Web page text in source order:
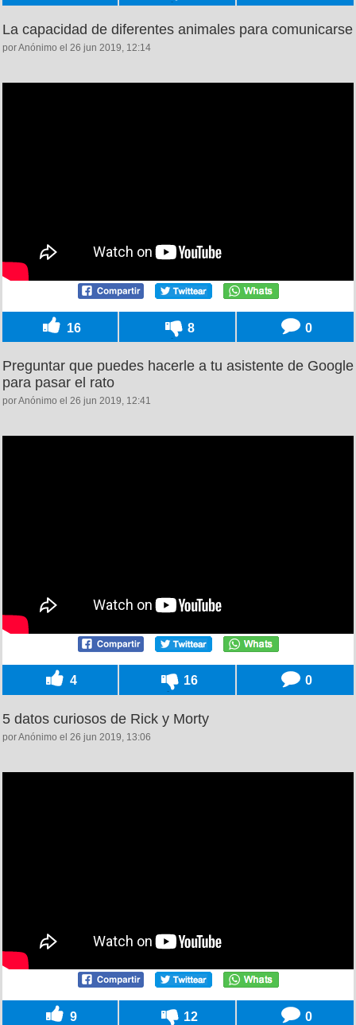
La capacidad de diferentes animales para comunicarse
por Anónimo el 26 jun 2019, 12:14
16 8 0
Preguntar que puedes hacerle a tu asistente de Google
para pasar el rato
por Anónimo el 26 jun 2019, 12:41
4 16 0
5 datos curiosos de Rick y Morty
por Anónimo el 26 jun 2019, 13:06
9 12 0